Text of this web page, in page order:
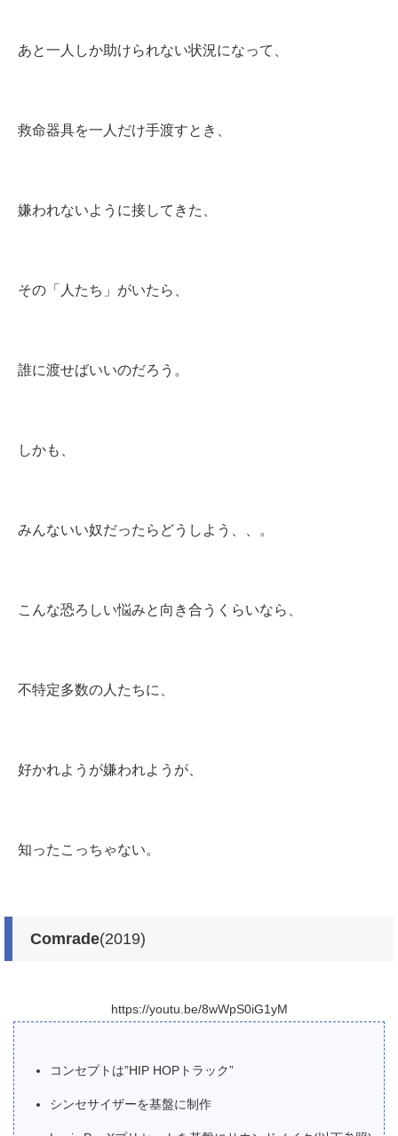
あと一人しか助けられない状況になって、
救命器具を一人だけ手渡すとき、
嫌われないように接してきた、
その「人たち」がいたら、
誰に渡せばいいのだろう。
しかも、
みんないい奴だったらどうしよう、、。
こんな恐ろしい悩みと向き合うくらいなら、
不特定多数の人たちに、
好かれようが嫌われようが、
知ったこっちゃない。
Comrade(2019)
https://youtu.be/8wWpS0iG1yM
コンセプトは”HIP HOPトラック”
シンセサイザーを基盤に制作